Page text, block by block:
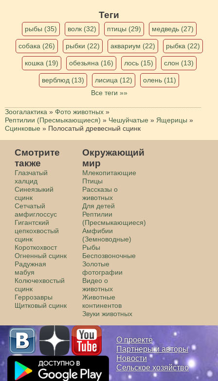
Теги
рыбы (35) волк (32) птицы (29) медведь (27)
собака (26) рыбки (22) аквариум (22) рыбка (22)
кошка (19) обезьяна (16) лось (15) слон (13)
верблюд (13) лисица (12)
олень (11)
Все теги »»
Зоогалактика » Фото животных »
Рептилии (Пресмыкающиеся) » Чешуйчатые » Ящерицы »
Сцинковые » Полосатый древесный сцинк
Смотрите
также
Глазчатый
халцид
Синеязыкий
сцинк
Сетчатый
амфиглоссус
Гигантский
цепкохвостый
сцинк
Короткохвост
Огненный сцинк
Радужная
мабуя
Колючехвостый
сцинк
Геррозавры
Щитковый сцинк
Окружающий
мир
Млекопитающие
Птицы
Рассказы о
животных
Для детей
Рептилии
(Пресмыкающиеся)
Амфибии
(Земноводные)
Рыбы
Беспозвоночные
Золотые
фотографии
Видео о
животных
Животные
континентов
Звуки животных
О проекте
Партнеры и авторы
Новости
Сельское хозяйство